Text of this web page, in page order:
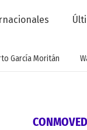
García Moritán